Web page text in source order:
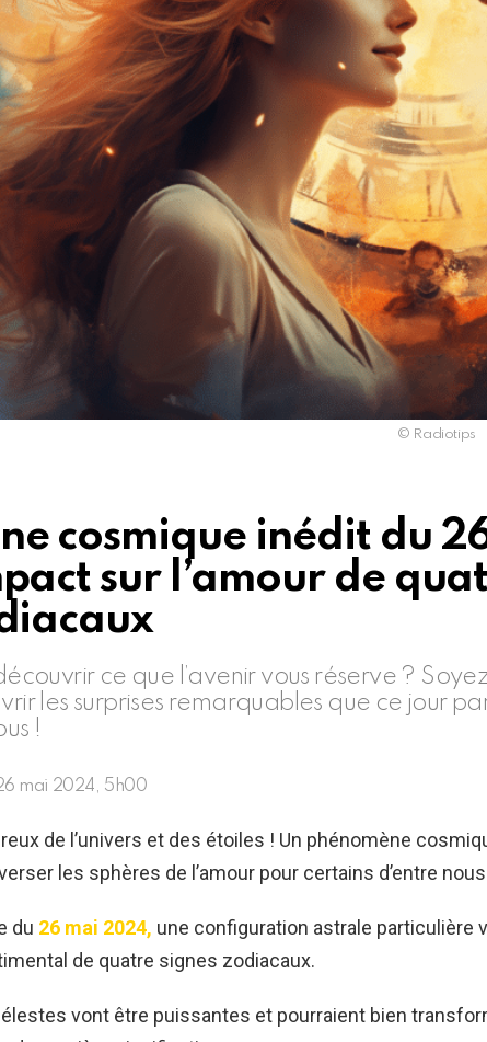
© Radiotips
cosmique inédit du
sur l’amour de
ce que l’avenir vous réserve ?
les surprises remarquables que ce jour
!
mai 2024, 5h00
de l’univers et des étoiles ! Un phénomène
les sphères de l’amour pour certains d’entre
du 26 mai 2024, une configuration astrale particulière
de quatre signes zodiacaux.
vont être puissantes et pourraient bien